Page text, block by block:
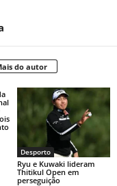
do autor
Desporto
Ryu e Kuwaki lideram
Thitikul Open em
perseguição